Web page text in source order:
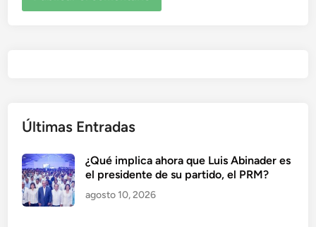
Últimas Entradas
¿Qué implica ahora que Luis Abinader es
el presidente de su partido, el PRM?
agosto 10, 2026